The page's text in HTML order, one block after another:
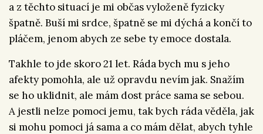
a z těchto situací je mi občas vyloženě fyzicky
špatně. Buší mi srdce, špatně se mi dýchá a končí to
pláčem, jenom abych ze sebe ty emoce dostala.
Takhle to jde skoro 21 let. Ráda bych mu s jeho
afekty pomohla, ale už opravdu nevím jak. Snažím
se ho uklidnit, ale mám dost práce sama se sebou.
A jestli nelze pomoci jemu, tak bych ráda věděla, jak
si mohu pomoci já sama a co mám dělat, abych tyhle